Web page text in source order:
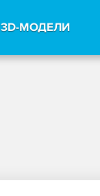
3D-МОДЕЛИ